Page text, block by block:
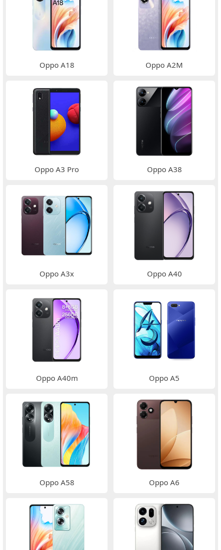
Oppo A18 Oppo A2M
Oppo A3 Pro Oppo A38
Oppo A3x Oppo A40
Oppo A40m Oppo A5
Oppo A58 Oppo A6